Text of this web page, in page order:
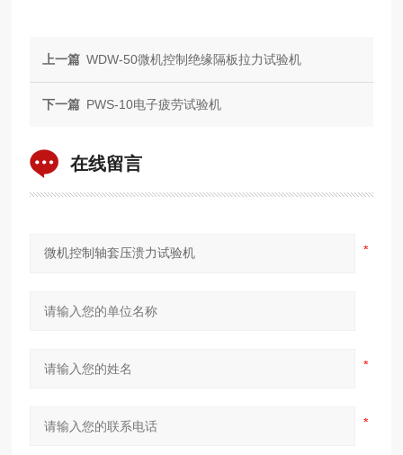
上一篇 WDW-50微机控制绝缘隔板拉力试验机
下一篇 PWS-10电子疲劳试验机
在线留言